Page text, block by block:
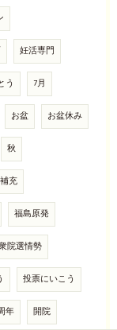
妊活専門
う 7月
お盆 お盆休み
秋
充
福島原発
院選情勢
投票にいこう
年 開院